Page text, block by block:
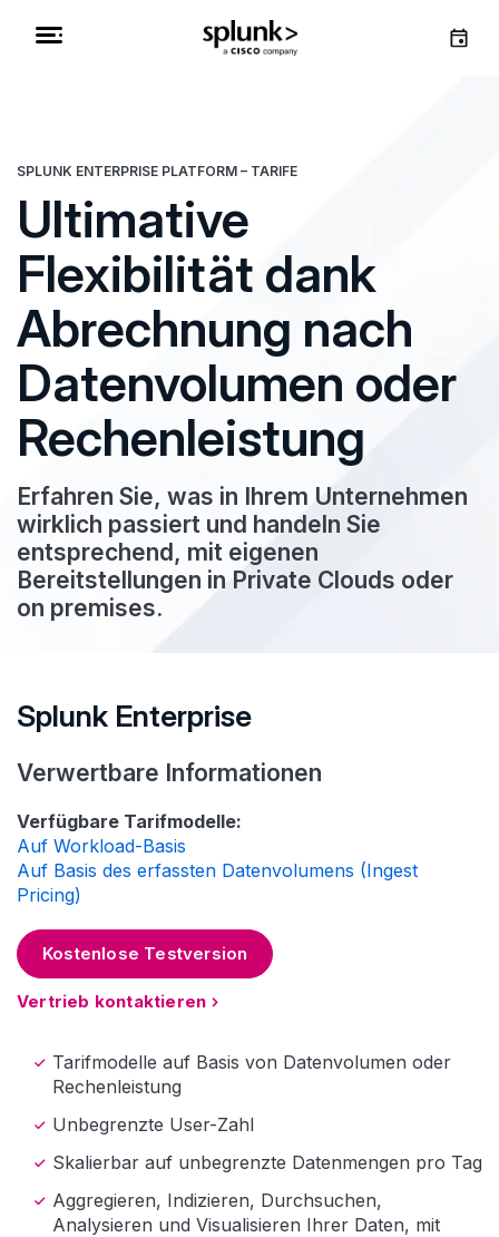
SPLUNK ENTERPRISE PLATFORM – TARIFE
Ultimative
Flexibilität dank
Abrechnung nach
Datenvolumen oder
Rechenleistung
Erfahren Sie, was in Ihrem Unternehmen
wirklich passiert und handeln Sie
entsprechend, mit eigenen
Bereitstellungen in Private Clouds oder
on premises.
Splunk Enterprise
Verwertbare Informationen
Verfügbare Tarifmodelle:
Auf Workload-Basis
Auf Basis des erfassten Datenvolumens (Ingest
Pricing)
Kostenlose Testversion
Vertrieb kontaktieren
Tarifmodelle auf Basis von Datenvolumen oder
Rechenleistung
Unbegrenzte User-Zahl
Skalierbar auf unbegrenzte Datenmengen pro Tag
Aggregieren, Indizieren, Durchsuchen,
Analysieren und Visualisieren Ihrer Daten, mit